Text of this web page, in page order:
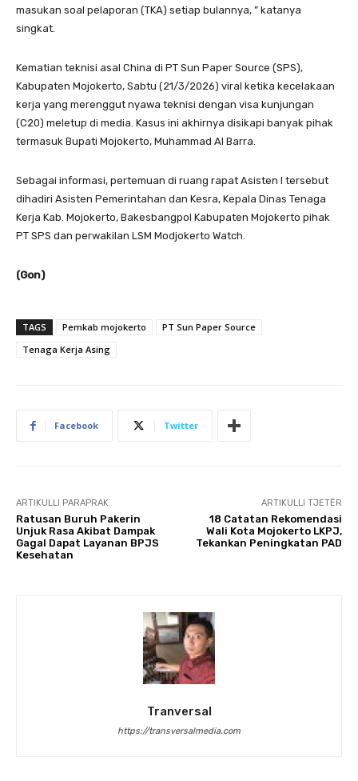
masukan soal pelaporan (TKA) setiap bulannya, ” katanya
singkat.
Kematian teknisi asal China di PT Sun Paper Source (SPS),
Kabupaten Mojokerto, Sabtu (21/3/2026) viral ketika kecelakaan
kerja yang merenggut nyawa teknisi dengan visa kunjungan
(C20) meletup di media. Kasus ini akhirnya disikapi banyak pihak
termasuk Bupati Mojokerto, Muhammad Al Barra.
Sebagai informasi, pertemuan di ruang rapat Asisten I tersebut
dihadiri Asisten Pemerintahan dan Kesra, Kepala Dinas Tenaga
Kerja Kab. Mojokerto, Bakesbangpol Kabupaten Mojokerto pihak
PT SPS dan perwakilan LSM Modjokerto Watch.
(Gon)
TAGS Pemkab mojokerto
PT Sun Paper Source
Tenaga Kerja Asing
Facebook Twitter
ARTIKULLI PARAPRAK
Ratusan Buruh Pakerin
Unjuk Rasa Akibat Dampak
Gagal Dapat Layanan BPJS
Kesehatan
ARTIKULLI TJETËR
18 Catatan Rekomendasi
Wali Kota Mojokerto LKPJ,
Tekankan Peningkatan PAD
Tranversal
https://transversalmedia.com